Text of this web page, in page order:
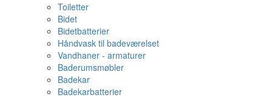
Toiletter
Bidet
Bidetbatterier
Håndvask til badeværelset
Vandhaner - armaturer
Baderumsmøbler
Badekar
Badekarbatterier